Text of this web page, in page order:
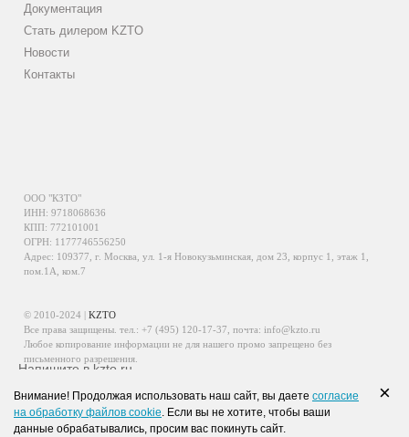
Документация
Стать дилером KZTO
Новости
Контакты
ООО "КЗТО"
ИНН: 9718068636
КПП: 772101001
ОГРН: 1177746556250
Адрес: 109377, г. Москва, ул. 1-я Новокузьминская, дом 23, корпус 1, этаж 1,
пом.1А, ком.7
© 2010-2024 |KZTO
Все права защищены. тел.: +7 (495) 120-17-37 , почта: info@kzto.ru
Любое копирование информации не для нашего промо запрещено без
письменного разрешения.
Информация, размещенная на сайте, не является публичной офертой.
Политика обработки персональных данных
Политика конфиденциальности персональных данных
Напишите в kzto.ru
×
Внимание! Продолжая использовать наш сайт, вы даете согласие
на обработку файлов cookie. Если вы не хотите, чтобы ваши
данные обрабатывались, просим вас покинуть сайт.